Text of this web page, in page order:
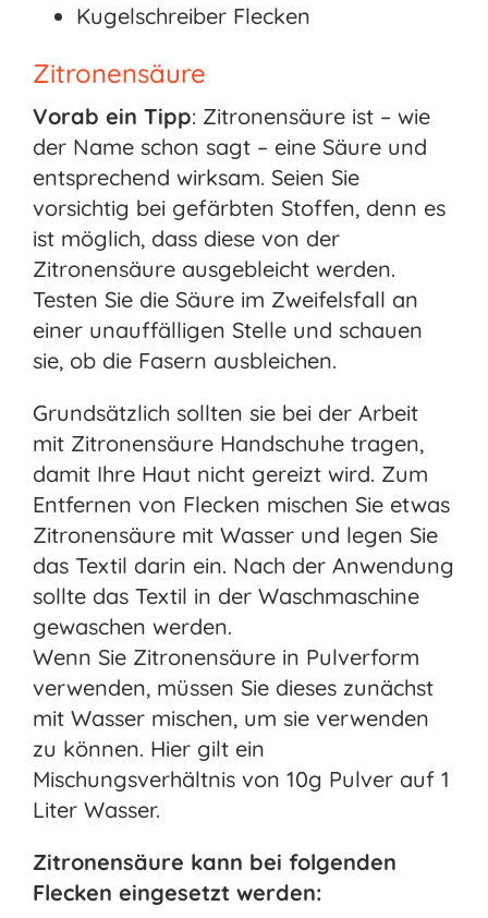
Kugelschreiber Flecken
Zitronensäure
Vorab ein Tipp: Zitronensäure ist – wie
der Name schon sagt – eine Säure und
entsprechend wirksam. Seien Sie
vorsichtig bei gefärbten Stoffen, denn es
ist möglich, dass diese von der
Zitronensäure ausgebleicht werden.
Testen Sie die Säure im Zweifelsfall an
einer unauffälligen Stelle und schauen
sie, ob die Fasern ausbleichen.
Grundsätzlich sollten sie bei der Arbeit
mit Zitronensäure Handschuhe tragen,
damit Ihre Haut nicht gereizt wird. Zum
Entfernen von Flecken mischen Sie etwas
Zitronensäure mit Wasser und legen Sie
das Textil darin ein. Nach der Anwendung
sollte das Textil in der Waschmaschine
gewaschen werden.
Wenn Sie Zitronensäure in Pulverform
verwenden, müssen Sie dieses zunächst
mit Wasser mischen, um sie verwenden
zu können. Hier gilt ein
Mischungsverhältnis von 10g Pulver auf 1
Liter Wasser.
Zitronensäure kann bei folgenden
Flecken eingesetzt werden: